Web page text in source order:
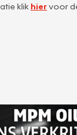
klik hiervoor